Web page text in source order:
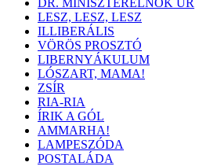
LESZ, LESZ, LESZ
ILLIBERÁLIS
VÖRÖS PROSZTÓ
LIBERNYÁKULUM
LÓSZART, MAMA!
ZSÍR
RIA-RIA
ÍRIK A GÓL
AMMARHA!
LAMPESZÓDA
POSTALÁDA